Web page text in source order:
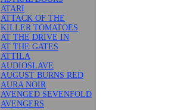
ATARI
ATTACK OF THE
KILLER TOMATOES
AT THE DRIVE IN
AT THE GATES
ATTILA
AUDIOSLAVE
AUGUST BURNS RED
AURA NOIR
AVENGED SEVENFOLD
AVENGERS